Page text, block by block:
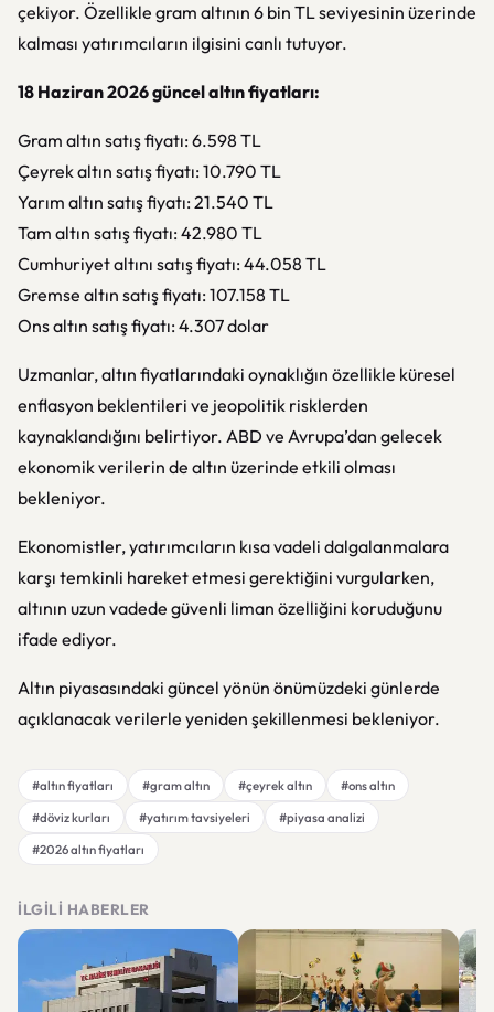
çekiyor. Özellikle gram altının 6 bin TL seviyesinin üzerinde
kalması yatırımcıların ilgisini canlı tutuyor.
18 Haziran 2026 güncel altın fiyatları:
Gram altın satış fiyatı: 6.598 TL
Çeyrek altın satış fiyatı: 10.790 TL
Yarım altın satış fiyatı: 21.540 TL
Tam altın satış fiyatı: 42.980 TL
Cumhuriyet altını satış fiyatı: 44.058 TL
Gremse altın satış fiyatı: 107.158 TL
Ons altın satış fiyatı: 4.307 dolar
Uzmanlar, altın fiyatlarındaki oynaklığın özellikle küresel
enflasyon beklentileri ve jeopolitik risklerden
kaynaklandığını belirtiyor. ABD ve Avrupa’dan gelecek
ekonomik verilerin de altın üzerinde etkili olması
bekleniyor.
Ekonomistler, yatırımcıların kısa vadeli dalgalanmalara
karşı temkinli hareket etmesi gerektiğini vurgularken,
altının uzun vadede güvenli liman özelliğini koruduğunu
ifade ediyor.
Altın piyasasındaki güncel yönün önümüzdeki günlerde
açıklanacak verilerle yeniden şekillenmesi bekleniyor.
#altın fiyatları #gram altın #çeyrek altın
#ons altın
#döviz kurları
#yatırım tavsiyeleri
#piyasa analizi
#2026 altın fiyatları
İLGILI HABERLER